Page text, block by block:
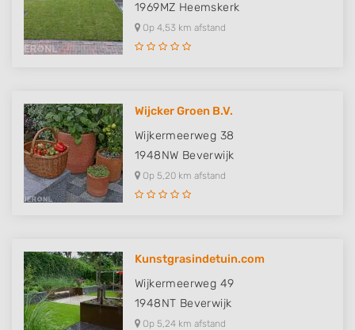
1969MZ Heemskerk
Op 4,53 km afstand
Wijcker Groen B.V.
Wijkermeerweg 38
1948NW Beverwijk
Op 5,20 km afstand
Kunstgrasindetuin.com
Wijkermeerweg 49
1948NT Beverwijk
Op 5,24 km afstand